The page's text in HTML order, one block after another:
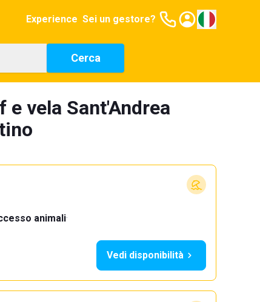
Experience Sei un gestore?
Cerca
vela Sant'Andrea
animali·
Vedi disponibilità